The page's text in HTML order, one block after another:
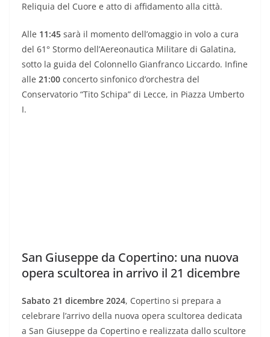
Reliquia del Cuore e atto di affidamento alla città.
Alle 11:45 sarà il momento dell’omaggio in volo a cura
del 61° Stormo dell’Aereonautica Militare di Galatina,
sotto la guida del Colonnello Gianfranco Liccardo. Infine
alle 21:00 concerto sinfonico d’orchestra del
Conservatorio “Tito Schipa” di Lecce, in Piazza Umberto
I.
San Giuseppe da Copertino: una nuova
opera scultorea in arrivo il 21 dicembre
Sabato 21 dicembre 2024, Copertino si prepara a
celebrare l’arrivo della nuova opera scultorea dedicata
a San Giuseppe da Copertino e realizzata dallo scultore